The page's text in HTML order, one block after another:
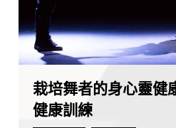
栽培舞者的身心靈健
健康訓練